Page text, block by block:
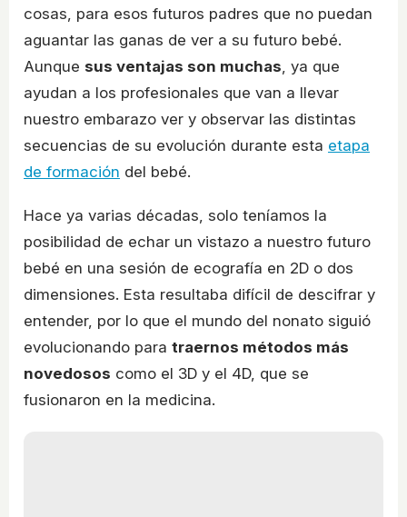
cosas, para esos futuros padres que no puedan
aguantar las ganas de ver a su futuro bebé.
Aunque sus ventajas son muchas, ya que
ayudan a los profesionales que van a llevar
nuestro embarazo ver y observar las distintas
secuencias de su evolución durante esta etapa
de formación del bebé.
Hace ya varias décadas, solo teníamos la
posibilidad de echar un vistazo a nuestro futuro
bebé en una sesión de ecografía en 2D o dos
dimensiones. Esta resultaba difícil de descifrar y
entender, por lo que el mundo del nonato siguió
evolucionando para traernos métodos más
novedosos como el 3D y el 4D, que se
fusionaron en la medicina.